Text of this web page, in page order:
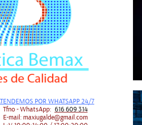
POR WHATSAPP 24/7
Tfno - WhatsApp: 616 609 314
E-mail:maxiugalde@gmail.com